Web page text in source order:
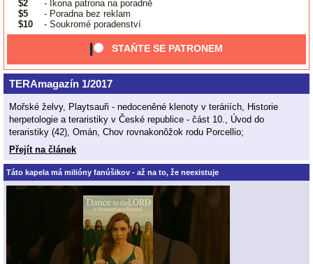
$2
- Ikona patrona na poradně
$5
- Poradna bez reklam
$10
- Soukromé poradenství
STAŇTE SE PATRONEM
TERAmagazín 1/2017
Mořské želvy, Playtsauři - nedoceněné klenoty v teráriích, Historie
herpetologie a teraristiky v České republice - část 10., Úvod do
teraristiky (42), Omán, Chov rovnakonôžok rodu Porcellio;
Přejít na článek
Táto kapela má milióny fanúšikov - až na to, že neexistuje